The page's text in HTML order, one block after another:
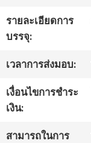
การ
คุณภาพ
ติดต่อ
รายละเอียดการ
บรรจุ:
เวลาการส่งมอบ:
เงื่อนไขการชำระ
เงิน:
สามารถในการ